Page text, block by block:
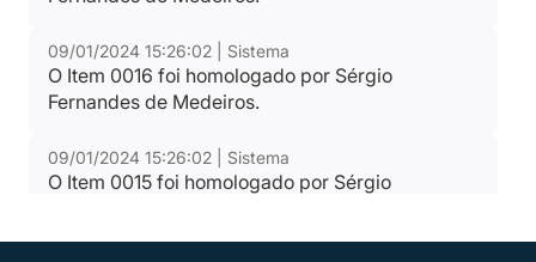
09/01/2024 15:26:02 | Sistema
O Item 0016 foi homologado por Sérgio
Fernandes de Medeiros.
09/01/2024 15:26:02 | Sistema
O Item 0015 foi homologado por Sérgio